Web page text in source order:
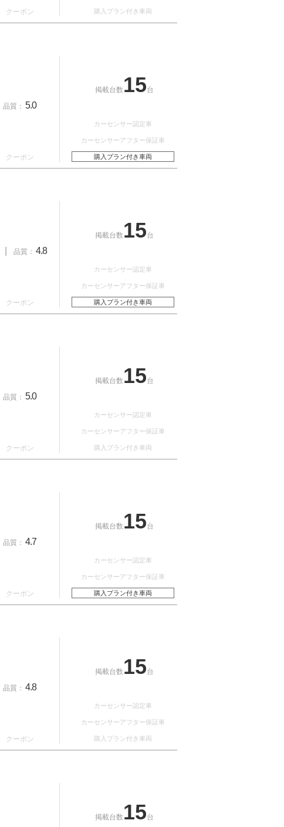
クーポン 購入プラン付き車両
品質： 5.0
クーポン
掲載台数 15台
カーセンサー認定車
カーセンサーアフター保証車
購入プラン付き車両
品質： 4.8
クーポン
掲載台数 15台
カーセンサー認定車
カーセンサーアフター保証車
購入プラン付き車両
品質： 5.0
クーポン
掲載台数 15台
カーセンサー認定車
カーセンサーアフター保証車
購入プラン付き車両
品質： 4.7
クーポン
掲載台数 15台
カーセンサー認定車
カーセンサーアフター保証車
購入プラン付き車両
品質： 4.8
クーポン
掲載台数 15台
カーセンサー認定車
カーセンサーアフター保証車
購入プラン付き車両
掲載台数 15台